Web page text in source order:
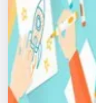
Рейтинги